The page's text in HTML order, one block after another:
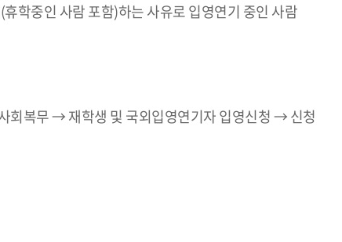
학중인 사람 포함)하는 사유로 입영연기 중인 사람
회복무 → 재학생 및 국외입영연기자 입영신청 → 신청